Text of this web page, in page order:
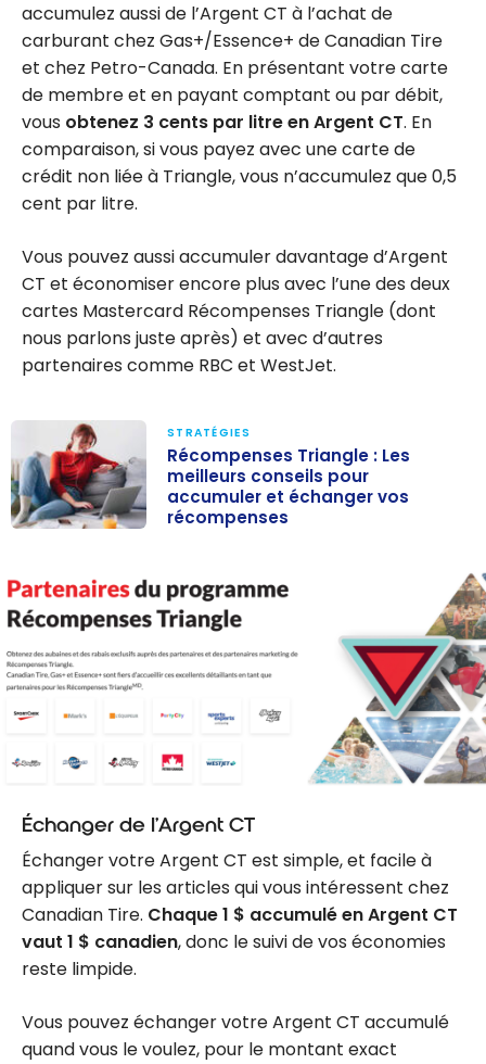
accumulez aussi de l’Argent CT à l’achat de
carburant chez Gas+/Essence+ de Canadian Tire
et chez Petro-Canada. En présentant votre carte
de membre et en payant comptant ou par débit,
vous obtenez 3 cents par litre en Argent CT. En
comparaison, si vous payez avec une carte de
crédit non liée à Triangle, vous n’accumulez que 0,5
cent par litre.
Vous pouvez aussi accumuler davantage d’Argent
CT et économiser encore plus avec l’une des deux
cartes Mastercard Récompenses Triangle (dont
nous parlons juste après) et avec d’autres
partenaires comme RBC et WestJet.
meilleurs
conseils pour
accumuler et
échanger vos
récompenses
STRATÉGIES
Récompenses Triangle : Les
meilleurs conseils pour
accumuler et échanger vos
récompenses
Échanger de l’Argent CT
Échanger votre Argent CT est simple, et facile à
appliquer sur les articles qui vous intéressent chez
Canadian Tire. Chaque 1 $ accumulé en Argent CT
vaut 1 $ canadien, donc le suivi de vos économies
reste limpide.
Vous pouvez échanger votre Argent CT accumulé
quand vous le voulez, pour le montant exact